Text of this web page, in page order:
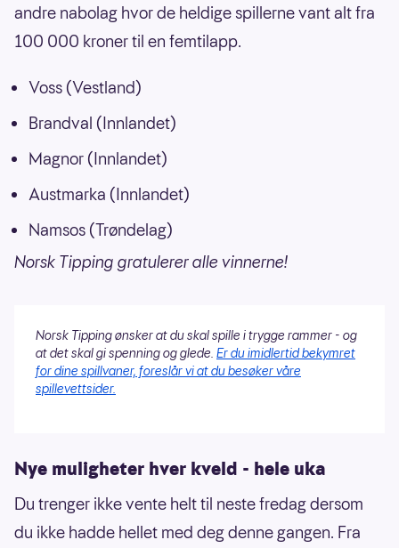
andre nabolag hvor de heldige spillerne vant alt fra
100 000 kroner til en femtilapp.
Voss (Vestland)
Brandval (Innlandet)
Magnor (Innlandet)
Austmarka (Innlandet)
Namsos (Trøndelag)
Norsk Tipping gratulerer alle vinnerne!
Norsk Tipping ønsker at du skal spille i trygge rammer - og
at det skal gi spenning og glede. Er du imidlertid bekymret
for dine spillvaner, foreslår vi at du besøker våre
spillevettsider.
Nye muligheter hver kveld - hele uka
Du trenger ikke vente helt til neste fredag dersom
du ikke hadde hellet med deg denne gangen. Fra